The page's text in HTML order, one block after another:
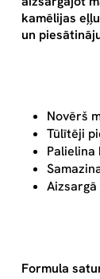
kamēlijas
un
Novērš
Tūlītēji
Formula